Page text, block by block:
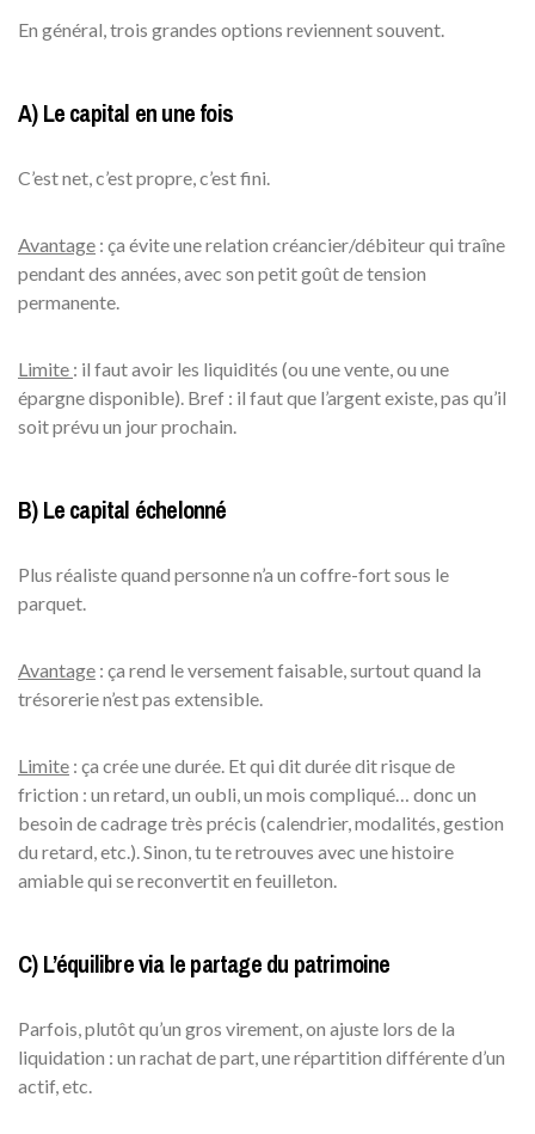
En général, trois grandes options reviennent souvent.
A) Le capital en une fois
C’est net, c’est propre, c’est fini.
Avantage : ça évite une relation créancier/débiteur qui traîne
pendant des années, avec son petit goût de tension
permanente.
Limite : il faut avoir les liquidités (ou une vente, ou une
épargne disponible). Bref : il faut que l’argent existe, pas qu’il
soit prévu un jour prochain.
B) Le capital échelonné
Plus réaliste quand personne n’a un coffre-fort sous le
parquet.
Avantage : ça rend le versement faisable, surtout quand la
trésorerie n’est pas extensible.
Limite : ça crée une durée. Et qui dit durée dit risque de
friction : un retard, un oubli, un mois compliqué… donc un
besoin de cadrage très précis (calendrier, modalités, gestion
du retard, etc.). Sinon, tu te retrouves avec une histoire
amiable qui se reconvertit en feuilleton.
C) L’équilibre via le partage du patrimoine
Parfois, plutôt qu’un gros virement, on ajuste lors de la
liquidation : un rachat de part, une répartition différente d’un
actif, etc.